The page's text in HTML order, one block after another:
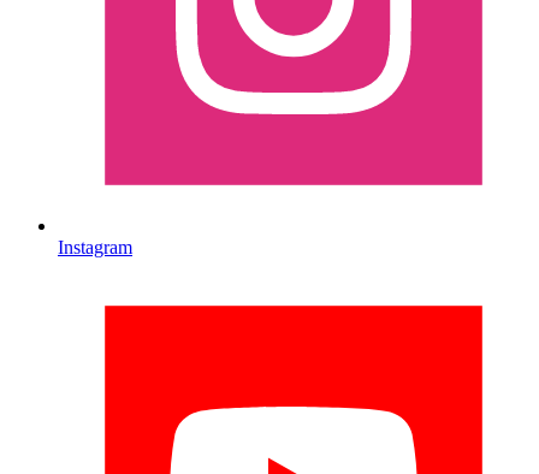
Instagram